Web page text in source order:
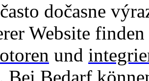
dočasne
Website
und